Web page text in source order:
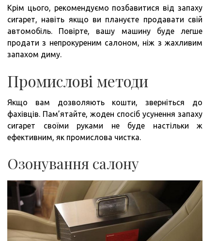
Крім цього, рекомендуємо позбавитися від запаху
сигарет, навіть якщо ви плануєте продавати свій
автомобіль. Повірте, вашу машину буде легше
продати з непрокуреним салоном, ніж з жахливим
запахом диму.
Промислові методи
Якщо вам дозволяють кошти, зверніться до
фахівців. Пам’ятайте, жоден спосіб усунення запаху
сигарет своїми руками не буде настільки ж
ефективним, як промислова чистка.
Озонування салону